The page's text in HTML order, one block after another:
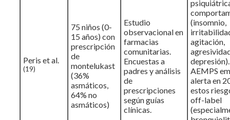
Peris et al.
(19)
75 niños (0-
15 años) con
prescripción
de
montelukast
(36%
asmáticos,
64% no
asmáticos)
Estudio
observacional en
farmacias
comunitarias.
Encuestas a
padres y análisis
de
prescripciones
según guías
clínicas.
(insomnio,
agitación,
AEMPS
alerta en
estos
off-label